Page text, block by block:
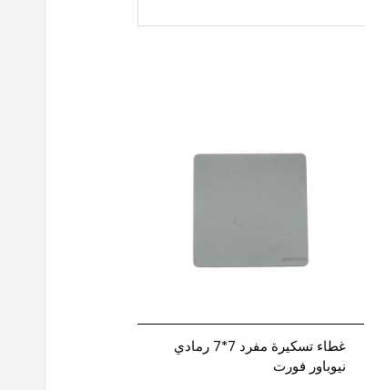
غطاء تسكيرة مفرد 7*7 رمادي
نيوباور فورت